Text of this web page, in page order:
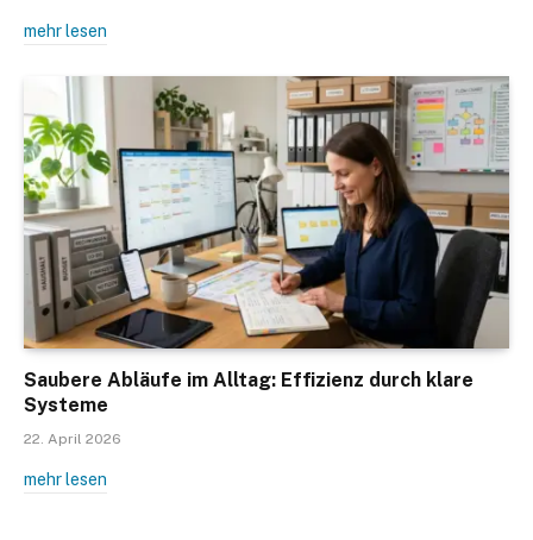
mehr lesen
Saubere Abläufe im Alltag: Effizienz durch klare
Systeme
22. April 2026
mehr lesen